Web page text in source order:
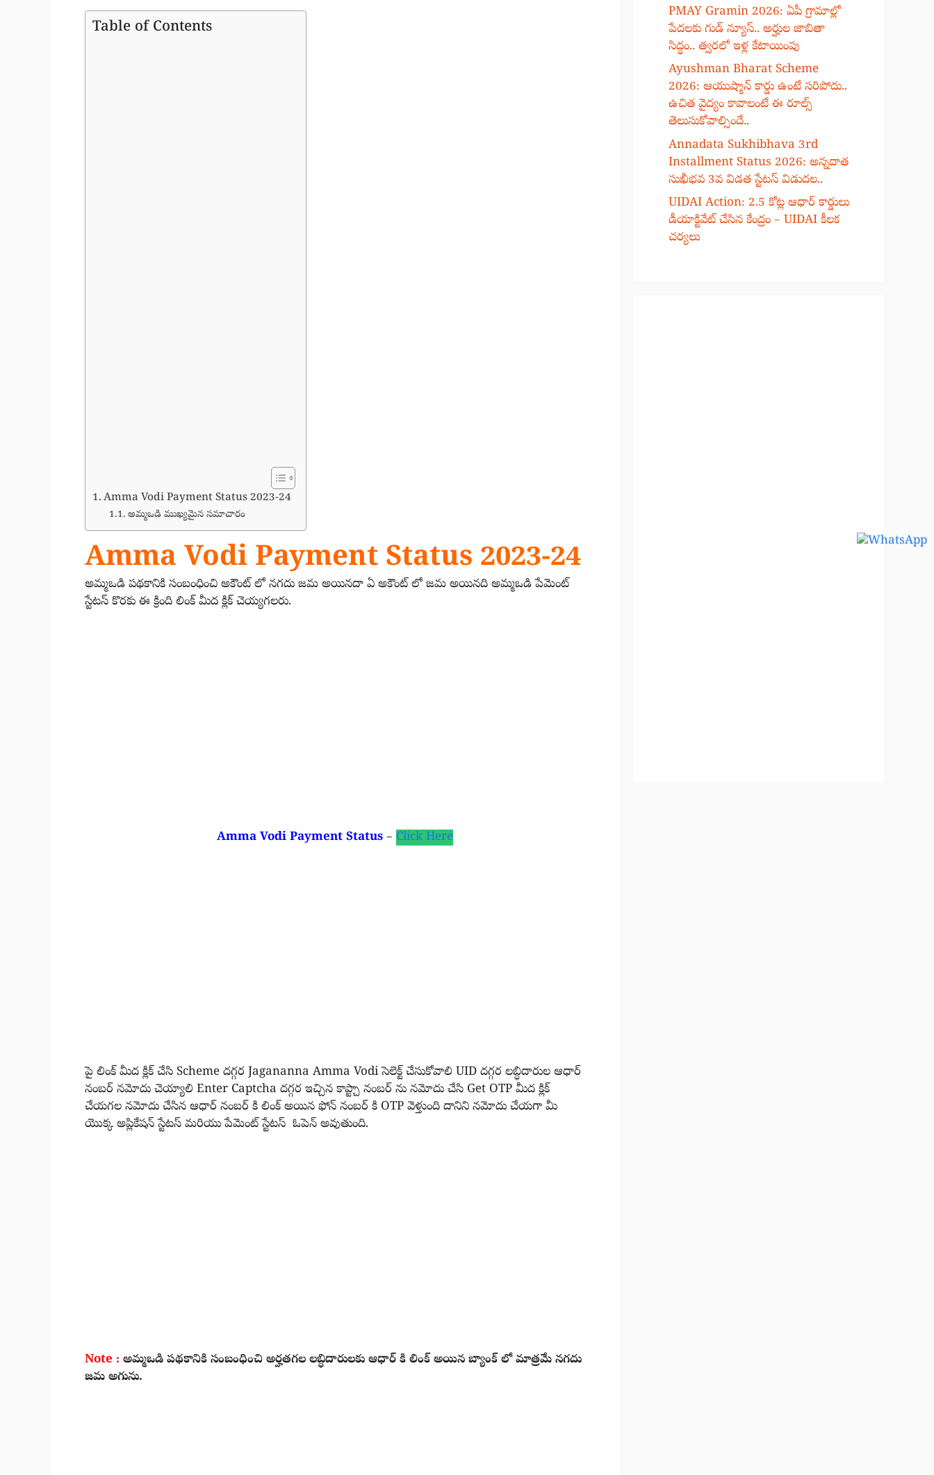
Table of Contents
Amma Vodi Payment Status 2023-24
అమ్మఒడి ముఖ్యమైన సమాచారం
Amma Vodi Payment Status 2023-24
అమ్మఒడి పథకానికి సంబంధించి అకౌంట్ లో నగదు జమ అయినదా ఏ అకౌంట్ లో జమ అయినది అమ్మఒడి పేమెంట్
స్టేటస్ కొరకు ఈ క్రింది లింక్ మీద క్లిక్ చెయ్యగలరు.
Amma Vodi Payment Status – Click Here
పై లింక్ మీద క్లిక్ చేసి Scheme దగ్గర Jagananna Amma Vodi సెలెక్ట్ చేసుకోవాలి UID దగ్గర లబ్ధిదారుల ఆధార్
నంబర్ నమోదు చెయ్యాలి Enter Captcha దగ్గర ఇచ్చిన కాప్ట్చా నంబర్ ను నమోదు చేసి Get OTP మీద క్లిక్
చేయగల నమోదు చేసిన ఆధార్ నంబర్ కి లింక్ అయిన ఫోన్ నంబర్ కి OTP వెళ్తుంది దానిని నమోదు చేయగా మీ
యొక్క అప్లికేషన్ స్టేటస్ మరియు పేమెంట్ స్టేటస్ ఓపెన్ అవుతుంది.
Note : అమ్మఒడి పథకానికి సంబంధించి అర్హతగల లబ్ధిదారులకు ఆధార్ కి లింక్ అయిన బ్యాంక్ లో మాత్రమే నగదు
జమ అగును.
PMAY Gramin 2026: ఏపీ గ్రామాల్లో
పేదలకు గుడ్ న్యూస్.. అర్హుల జాబితా
సిద్ధం.. త్వరలో ఇళ్ల కేటాయింపు
Ayushman Bharat Scheme
2026: ఆయుష్మాన్ కార్డు ఉంటే సరిపోదు..
ఉచిత వైద్యం కావాలంటే ఈ రూల్స్
తెలుసుకోవాల్సిందే..
Annadata Sukhibhava 3rd
Installment Status 2026: అన్నదాత
సుఖీభవ 3వ విడత స్టేటస్ విడుదల..
UIDAI Action: 2.5 కోట్ల ఆధార్ కార్డులు
డీయాక్టివేట్ చేసిన కేంద్రం – UIDAI కీలక
చర్యలు